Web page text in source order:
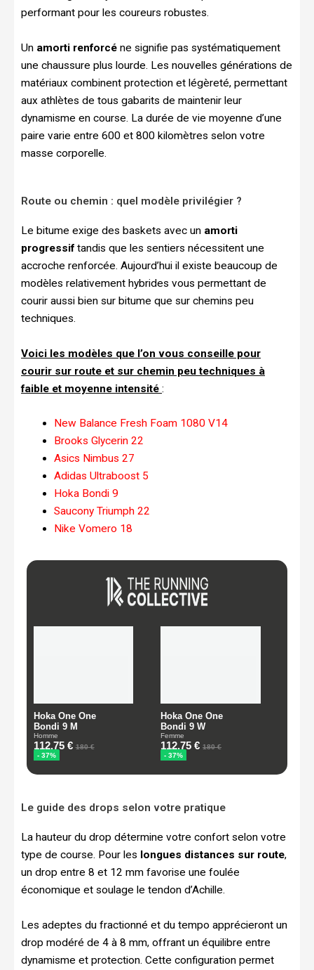
performant pour les coureurs robustes.
Un amorti renforcé ne signifie pas systématiquement
une chaussure plus lourde. Les nouvelles générations de
matériaux combinent protection et légèreté, permettant
aux athlètes de tous gabarits de maintenir leur
dynamisme en course. La durée de vie moyenne d’une
paire varie entre 600 et 800 kilomètres selon votre
masse corporelle.
Route ou chemin : quel modèle privilégier ?
Le bitume exige des baskets avec un amorti
progressif tandis que les sentiers nécessitent une
accroche renforcée. Aujourd’hui il existe beaucoup de
modèles relativement hybrides vous permettant de
courir aussi bien sur bitume que sur chemins peu
techniques.
Voici les modèles que l’on vous conseille pour
courir sur route et sur chemin peu techniques à
faible et moyenne intensité :
New Balance Fresh Foam 1080 V14
Brooks Glycerin 22
Asics Nimbus 27
Adidas Ultraboost 5
Hoka Bondi 9
Saucony Triumph 22
Nike Vomero 18
Le guide des drops selon votre pratique
La hauteur du drop détermine votre confort selon votre
type de course. Pour les longues distances sur route,
un drop entre 8 et 12 mm favorise une foulée
économique et soulage le tendon d’Achille.
Les adeptes du fractionné et du tempo apprécieront un
drop modéré de 4 à 8 mm, offrant un équilibre entre
dynamisme et protection. Cette configuration permet